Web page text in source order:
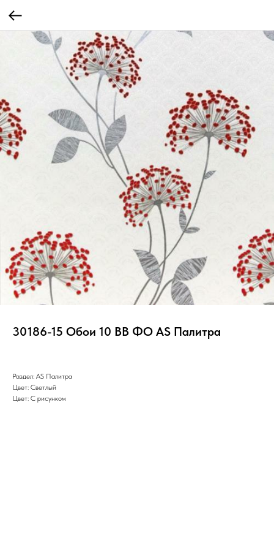
30186-15 Обои 10 ВВ ФО AS Палитра
Раздел: AS Палитра
Цвет: Светлый
Цвет: С рисунком